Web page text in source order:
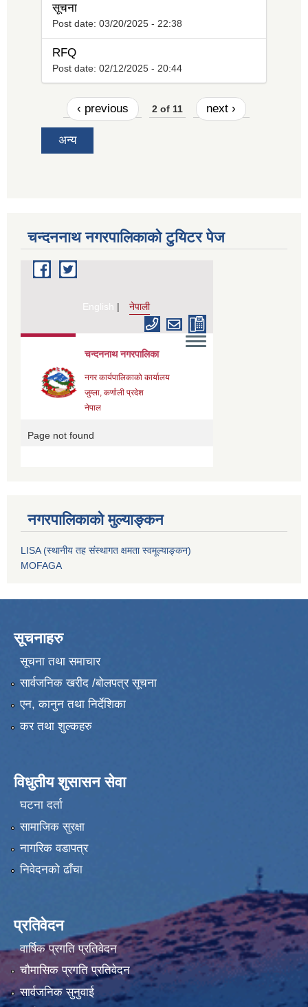
सूचना
Post date: 03/20/2025 - 22:38
RFQ
Post date: 02/12/2025 - 20:44
‹ previous 2 of 11 next ›
अन्य
चन्दननाथ नगरपालिकाको टुयिटर पेज
नगरपालिकाको मुल्याङ्कन
LISA (स्थानीय तह संस्थागत क्षमता स्वमूल्याङ्कन)
MOFAGA
सूचनाहरु
सूचना तथा समाचार
सार्वजनिक खरीद /बोलपत्र सूचना
एन, कानुन तथा निर्देशिका
कर तथा शुल्कहरु
विधुतीय शुसासन सेवा
घटना दर्ता
सामाजिक सुरक्षा
नागरिक वडापत्र
निवेदनको ढाँचा
प्रतिवेदन
वार्षिक प्रगति प्रतिवेदन
चौमासिक प्रगति प्रतिवेदन
सार्वजनिक सुनुवाई